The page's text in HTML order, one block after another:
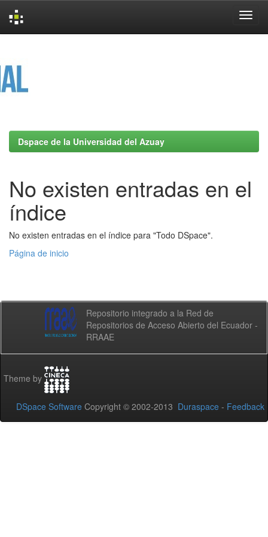
Dspace de la Universidad del Azuay
No existen entradas en el
índice
No existen entradas en el índice para "Todo DSpace".
Página de inicio
Repositorio integrado a la Red de
Repositorios de Acceso Abierto del Ecuador -
RRAAE
Theme by
DSpace Software Copyright © 2002-2013 Duraspace - Feedback